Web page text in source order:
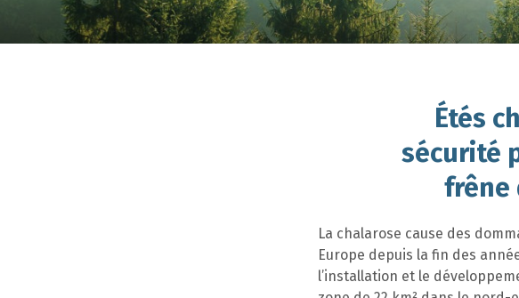
Étés
sécurité
frêne
La chalarose cause des
Europe depuis la fin des
l’installation et le